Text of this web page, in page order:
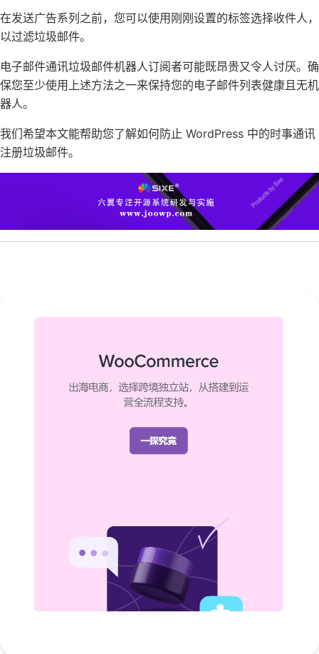
在发送广告系列之前，您可以使用刚刚设置的标签选择收件人，
以过滤垃圾邮件。
电子邮件通讯垃圾邮件机器人订阅者可能既昂贵又令人讨厌。确
保您至少使用上述方法之一来保持您的电子邮件列表健康且无机
器人。
我们希望本文能帮助您了解如何防止 WordPress 中的时事通讯
注册垃圾邮件。